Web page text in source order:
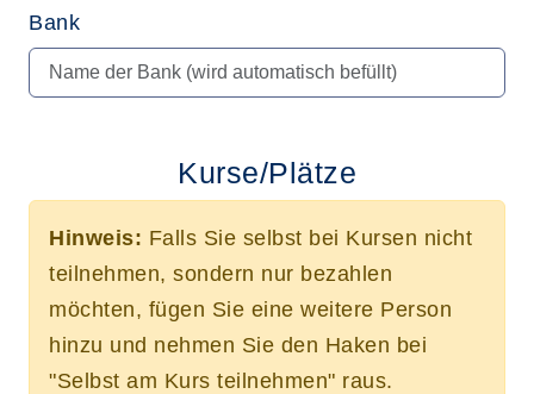
Bank
Kurse/Plätze
Hinweis: Falls Sie selbst bei Kursen nicht
teilnehmen, sondern nur bezahlen
möchten, fügen Sie eine weitere Person
hinzu und nehmen Sie den Haken bei
"Selbst am Kurs teilnehmen" raus.